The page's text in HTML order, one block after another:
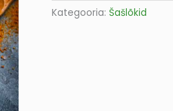
Kategooria: Šašlõkid